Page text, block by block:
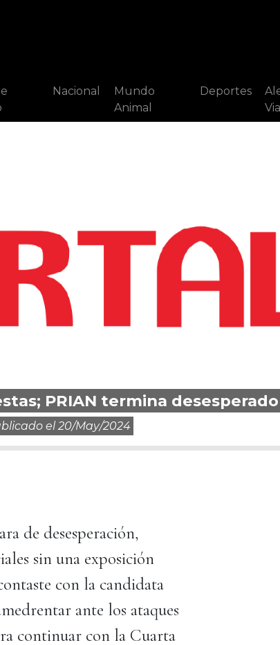
Nacional
Mundo
Animal
Deportes
Vial
PRIAN termina
el20/may/2024
de desesperación,
sin una exposición
con la candidata
ante los ataques
continuar con la Cuarta